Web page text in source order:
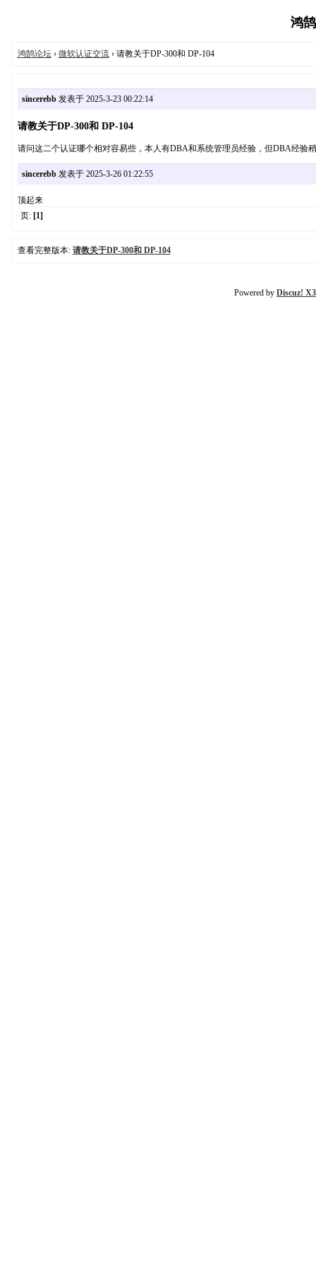
鸿
鸿鹄论坛› 微软认证交流› 请教关于DP-300和 DP-104
sincerebb发表于 2025-3-23 00:22:14
请教关于DP-300和 DP-104
请问这二个认证哪个相对容易些，本人有DBA和系统管理员经验，但DBA经验
sincerebb发表于 2025-3-26 01:22:55
顶起来
页: [1]
查看完整版本: 请教关于DP-300和 DP-104
Powered by Discuz!